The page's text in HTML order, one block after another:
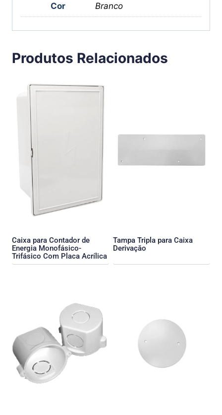
Cor Branco
Produtos Relacionados
Caixa para Contador de
Energia Monofásico-
Trifásico Com Placa Acrílica
Tampa Tripla para Caixa
Derivaçăo